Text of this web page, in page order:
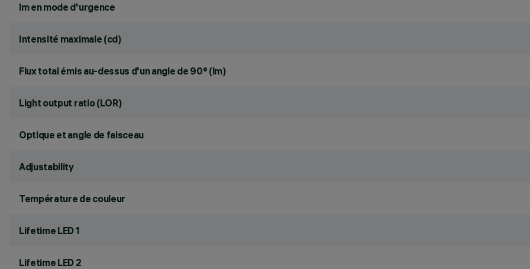
lm en mode d'urgence
Intensité maximale (cd)
Flux total émis au-dessus d'un angle de 90° (lm)
Light output ratio (LOR)
Optique et angle de faisceau
Adjustability
Température de couleur
Lifetime LED 1
Lifetime LED 2